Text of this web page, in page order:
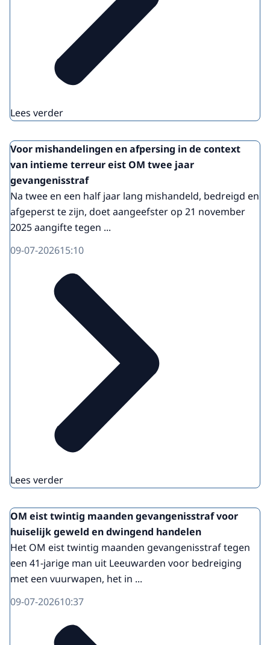
Lees verder
Voor mishandelingen en afpersing in de context
van intieme terreur eist OM twee jaar
gevangenisstraf
Na twee en een half jaar lang mishandeld, bedreigd en
afgeperst te zijn, doet aangeefster op 21 november
2025 aangifte tegen ...
09-07-202615:10
Lees verder
OM eist twintig maanden gevangenisstraf voor
huiselijk geweld en dwingend handelen
Het OM eist twintig maanden gevangenisstraf tegen
een 41-jarige man uit Leeuwarden voor bedreiging
met een vuurwapen, het in ...
09-07-202610:37